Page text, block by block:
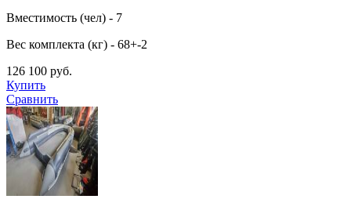
Вместимость (чел) - 7
Вес комплекта (кг) - 68+-2
126 100 руб.
Купить
Сравнить